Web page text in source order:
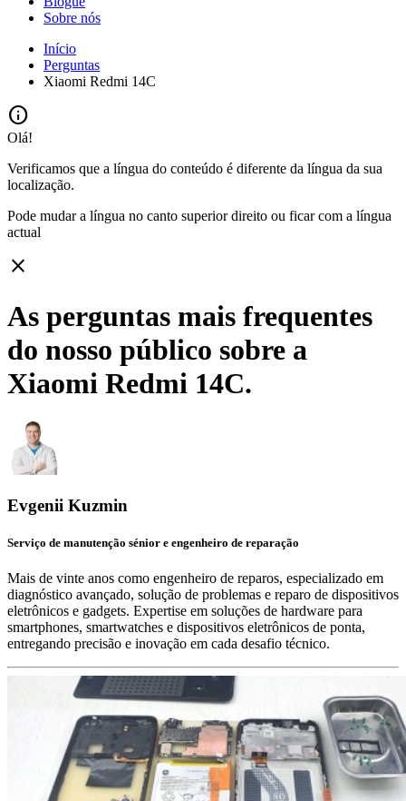
Sobre nós
Início
Perguntas
Xiaomi Redmi 14C
info
Olá!
Verificamos que a língua do conteúdo é diferente da língua da sua
localização.
Pode mudar a língua no canto superior direito ou ficar com a língua
actual
close
As perguntas mais frequentes
do nosso público sobre a
Xiaomi Redmi 14C.
Evgenii Kuzmin
Serviço de manutenção sénior e engenheiro de reparação
Mais de vinte anos como engenheiro de reparos, especializado em
diagnóstico avançado, solução de problemas e reparo de dispositivos
eletrônicos e gadgets. Expertise em soluções de hardware para
smartphones, smartwatches e dispositivos eletrônicos de ponta,
entregando precisão e inovação em cada desafio técnico.